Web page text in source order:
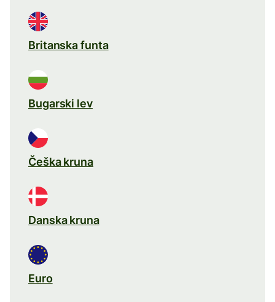
Britanska funta
Bugarski lev
Češka kruna
Danska kruna
Euro